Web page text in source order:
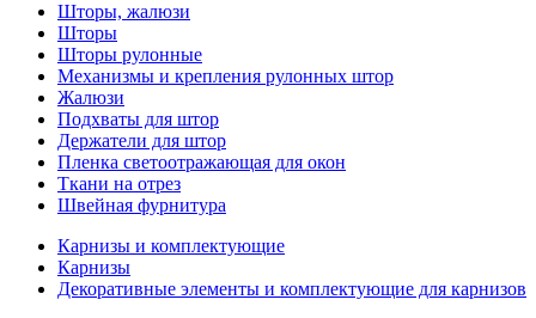
Шторы, жалюзи
Шторы
Шторы рулонные
Механизмы и крепления рулонных штор
Жалюзи
Подхваты для штор
Держатели для штор
Пленка светоотражающая для окон
Ткани на отрез
Швейная фурнитура
Карнизы и комплектующие
Карнизы
Декоративные элементы и комплектующие для карнизов